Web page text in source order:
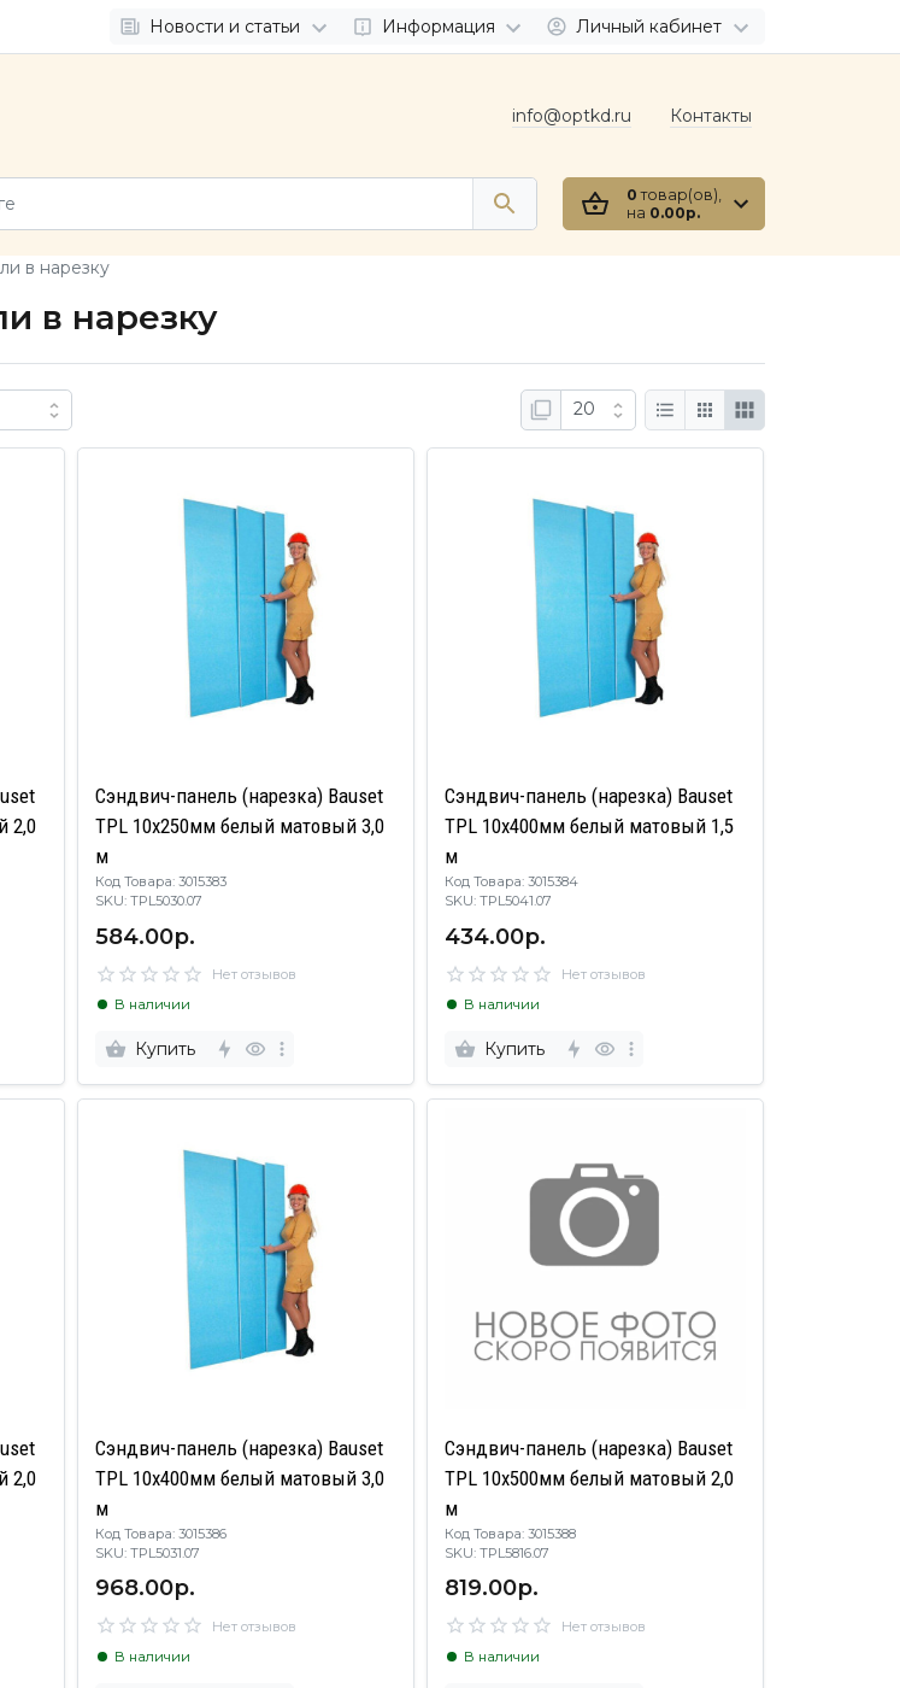
Новости и статьи Информация Личный кабинет
info@optkd.ru Контакты
0 товар(ов),
на 0.00р.
в нарезку
в нарезку
2,0
Сэндвич-панель (нарезка) Bauset
TPL 10х250мм белый матовый 3,0
м
Код Товара: 3015383
SKU: TPL5030.07
584.00р.
Нет отзывов
В наличии
Купить
Сэндвич-панель (нарезка) Bauset
TPL 10х400мм белый матовый 1,5
м
Код Товара: 3015384
SKU: TPL5041.07
434.00р.
Нет отзывов
В наличии
Купить
2,0
Сэндвич-панель (нарезка) Bauset
TPL 10х400мм белый матовый 3,0
м
Код Товара: 3015386
SKU: TPL5031.07
968.00р.
Нет отзывов
В наличии
Сэндвич-панель (нарезка) Bauset
TPL 10х500мм белый матовый 2,0
м
Код Товара: 3015388
SKU: TPL5816.07
819.00р.
Нет отзывов
В наличии